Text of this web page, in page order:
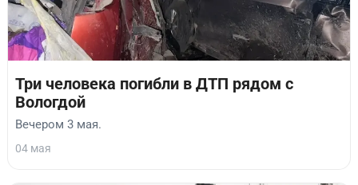
Три человека погибли в ДТП рядом с
Вологдой
Вечером 3 мая.
04 мая